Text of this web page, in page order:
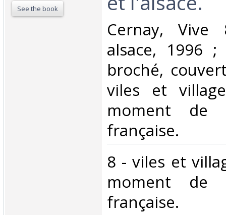
See the book
‎Cernay,
alsace, 1996
broché,
viles et
moment de
française.‎
‎8 - viles et
moment de
française.‎